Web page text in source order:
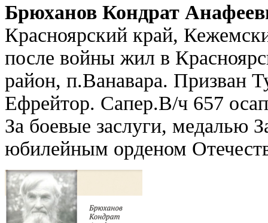
Брюханов Кондрат
Красноярский край,
после войны жил в
район, п.Ванавара. Призван
Ефрейтор. Сапер.В/ч 657
За боевые заслуги, медалью
юбилейным орденом